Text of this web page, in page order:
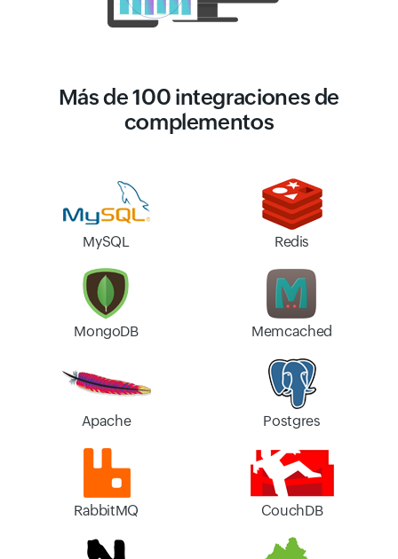
Más de 100 integraciones de
complementos
MySQL Redis
MongoDB Memcached
Apache Postgres
RabbitMQ CouchDB